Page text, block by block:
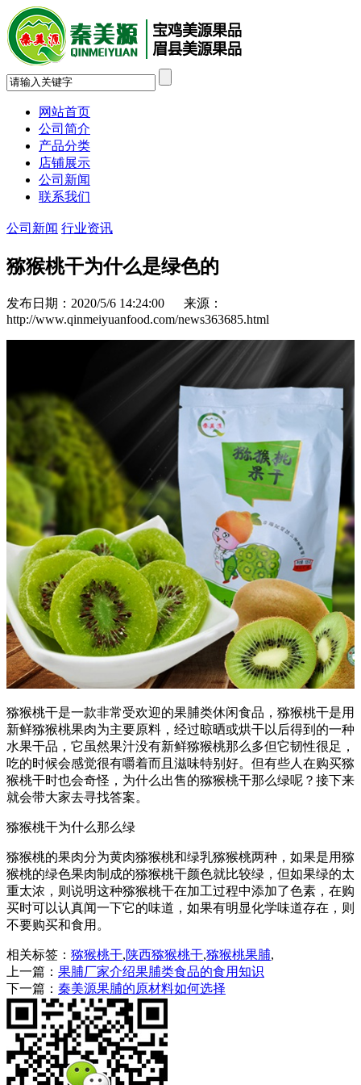
网站首页
公司简介
产品分类
店铺展示
公司新闻
联系我们
公司新闻 行业资讯
猕猴桃干为什么是绿色的
发布日期：2020/5/6 14:24:00 来源：
http://www.qinmeiyuanfood.com/news363685.html
猕猴桃干是一款非常受欢迎的果脯类休闲食品，猕猴桃干是用
新鲜猕猴桃果肉为主要原料，经过晾晒或烘干以后得到的一种
水果干品，它虽然果汁没有新鲜猕猴桃那么多但它韧性很足，
吃的时候会感觉很有嚼着而且滋味特别好。但有些人在购买猕
猴桃干时也会奇怪，为什么出售的猕猴桃干那么绿呢？接下来
就会带大家去寻找答案。
猕猴桃干为什么那么绿
猕猴桃的果肉分为黄肉猕猴桃和绿乳猕猴桃两种，如果是用猕
猴桃的绿色果肉制成的猕猴桃干颜色就比较绿，但如果绿的太
重太浓，则说明这种猕猴桃干在加工过程中添加了色素，在购
买时可以认真闻一下它的味道，如果有明显化学味道存在，则
不要购买和食用。
相关标签： 猕猴桃干,陕西猕猴桃干,猕猴桃果脯,
上一篇： 果脯厂家介绍果脯类食品的食用知识
下一篇： 秦美源果脯的原材料如何选择